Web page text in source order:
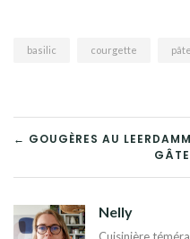
basilic courgette
DE
L’ARTICLE
← GOUGÈRES AU
Nelly